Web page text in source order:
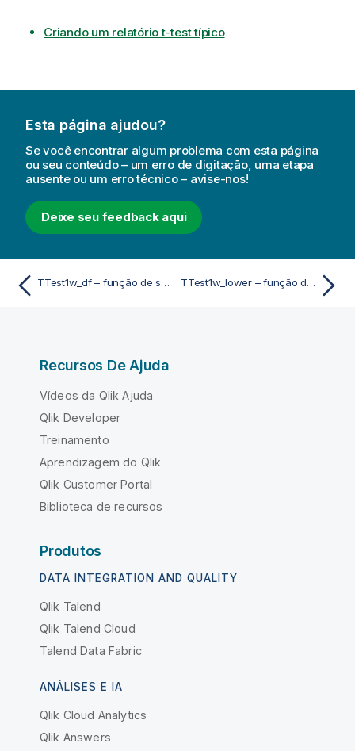
Criando um relatório t-test típico
Esta página ajudou?
Se você encontrar algum problema com esta página
ou seu conteúdo – um erro de digitação, uma etapa
ausente ou um erro técnico – avise-nos!
Deixe seu feedback aqui
TTest1w_df – função de script e gráfico TTest1w_lower – função de script e gráfico
Recursos De Ajuda
Vídeos da Qlik Ajuda
Qlik Developer
Treinamento
Aprendizagem do Qlik
Qlik Customer Portal
Biblioteca de recursos
Produtos
DATA INTEGRATION AND QUALITY
Qlik Talend
Qlik Talend Cloud
Talend Data Fabric
ANÁLISES E IA
Qlik Cloud Analytics
Qlik Answers